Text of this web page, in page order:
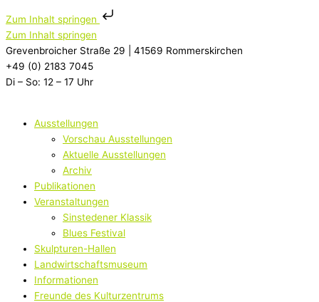
Zum Inhalt springen
Zum Inhalt springen
Grevenbroicher Straße 29 | 41569 Rommerskirchen
+49 (0) 2183 7045
Di – So: 12 – 17 Uhr
Ausstellungen
Vorschau Ausstellungen
Aktuelle Ausstellungen
Archiv
Publikationen
Veranstaltungen
Sinstedener Klassik
Blues Festival
Skulpturen-Hallen
Landwirtschaftsmuseum
Informationen
Freunde des Kulturzentrums